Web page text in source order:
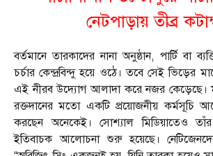
নেটপাড়ায় তীব্র
বর্তমানে তারকাদের নানা অনুষ্ঠান, পার্টি বা
চর্চার কেন্দ্রবিন্দু হয়ে ওঠে। তবে সেই ভিড়ের
এই নীরব উদ্যোগ আলাদা করে নজর কেড়েছে।
রক্তদানের মতো একটি প্রয়োজনীয় কর্মসূচি
করছেন অনেকেই। সোশ্যাল মিডিয়াতেও
ইতিবাচক আলোচনা শুরু হয়েছে।